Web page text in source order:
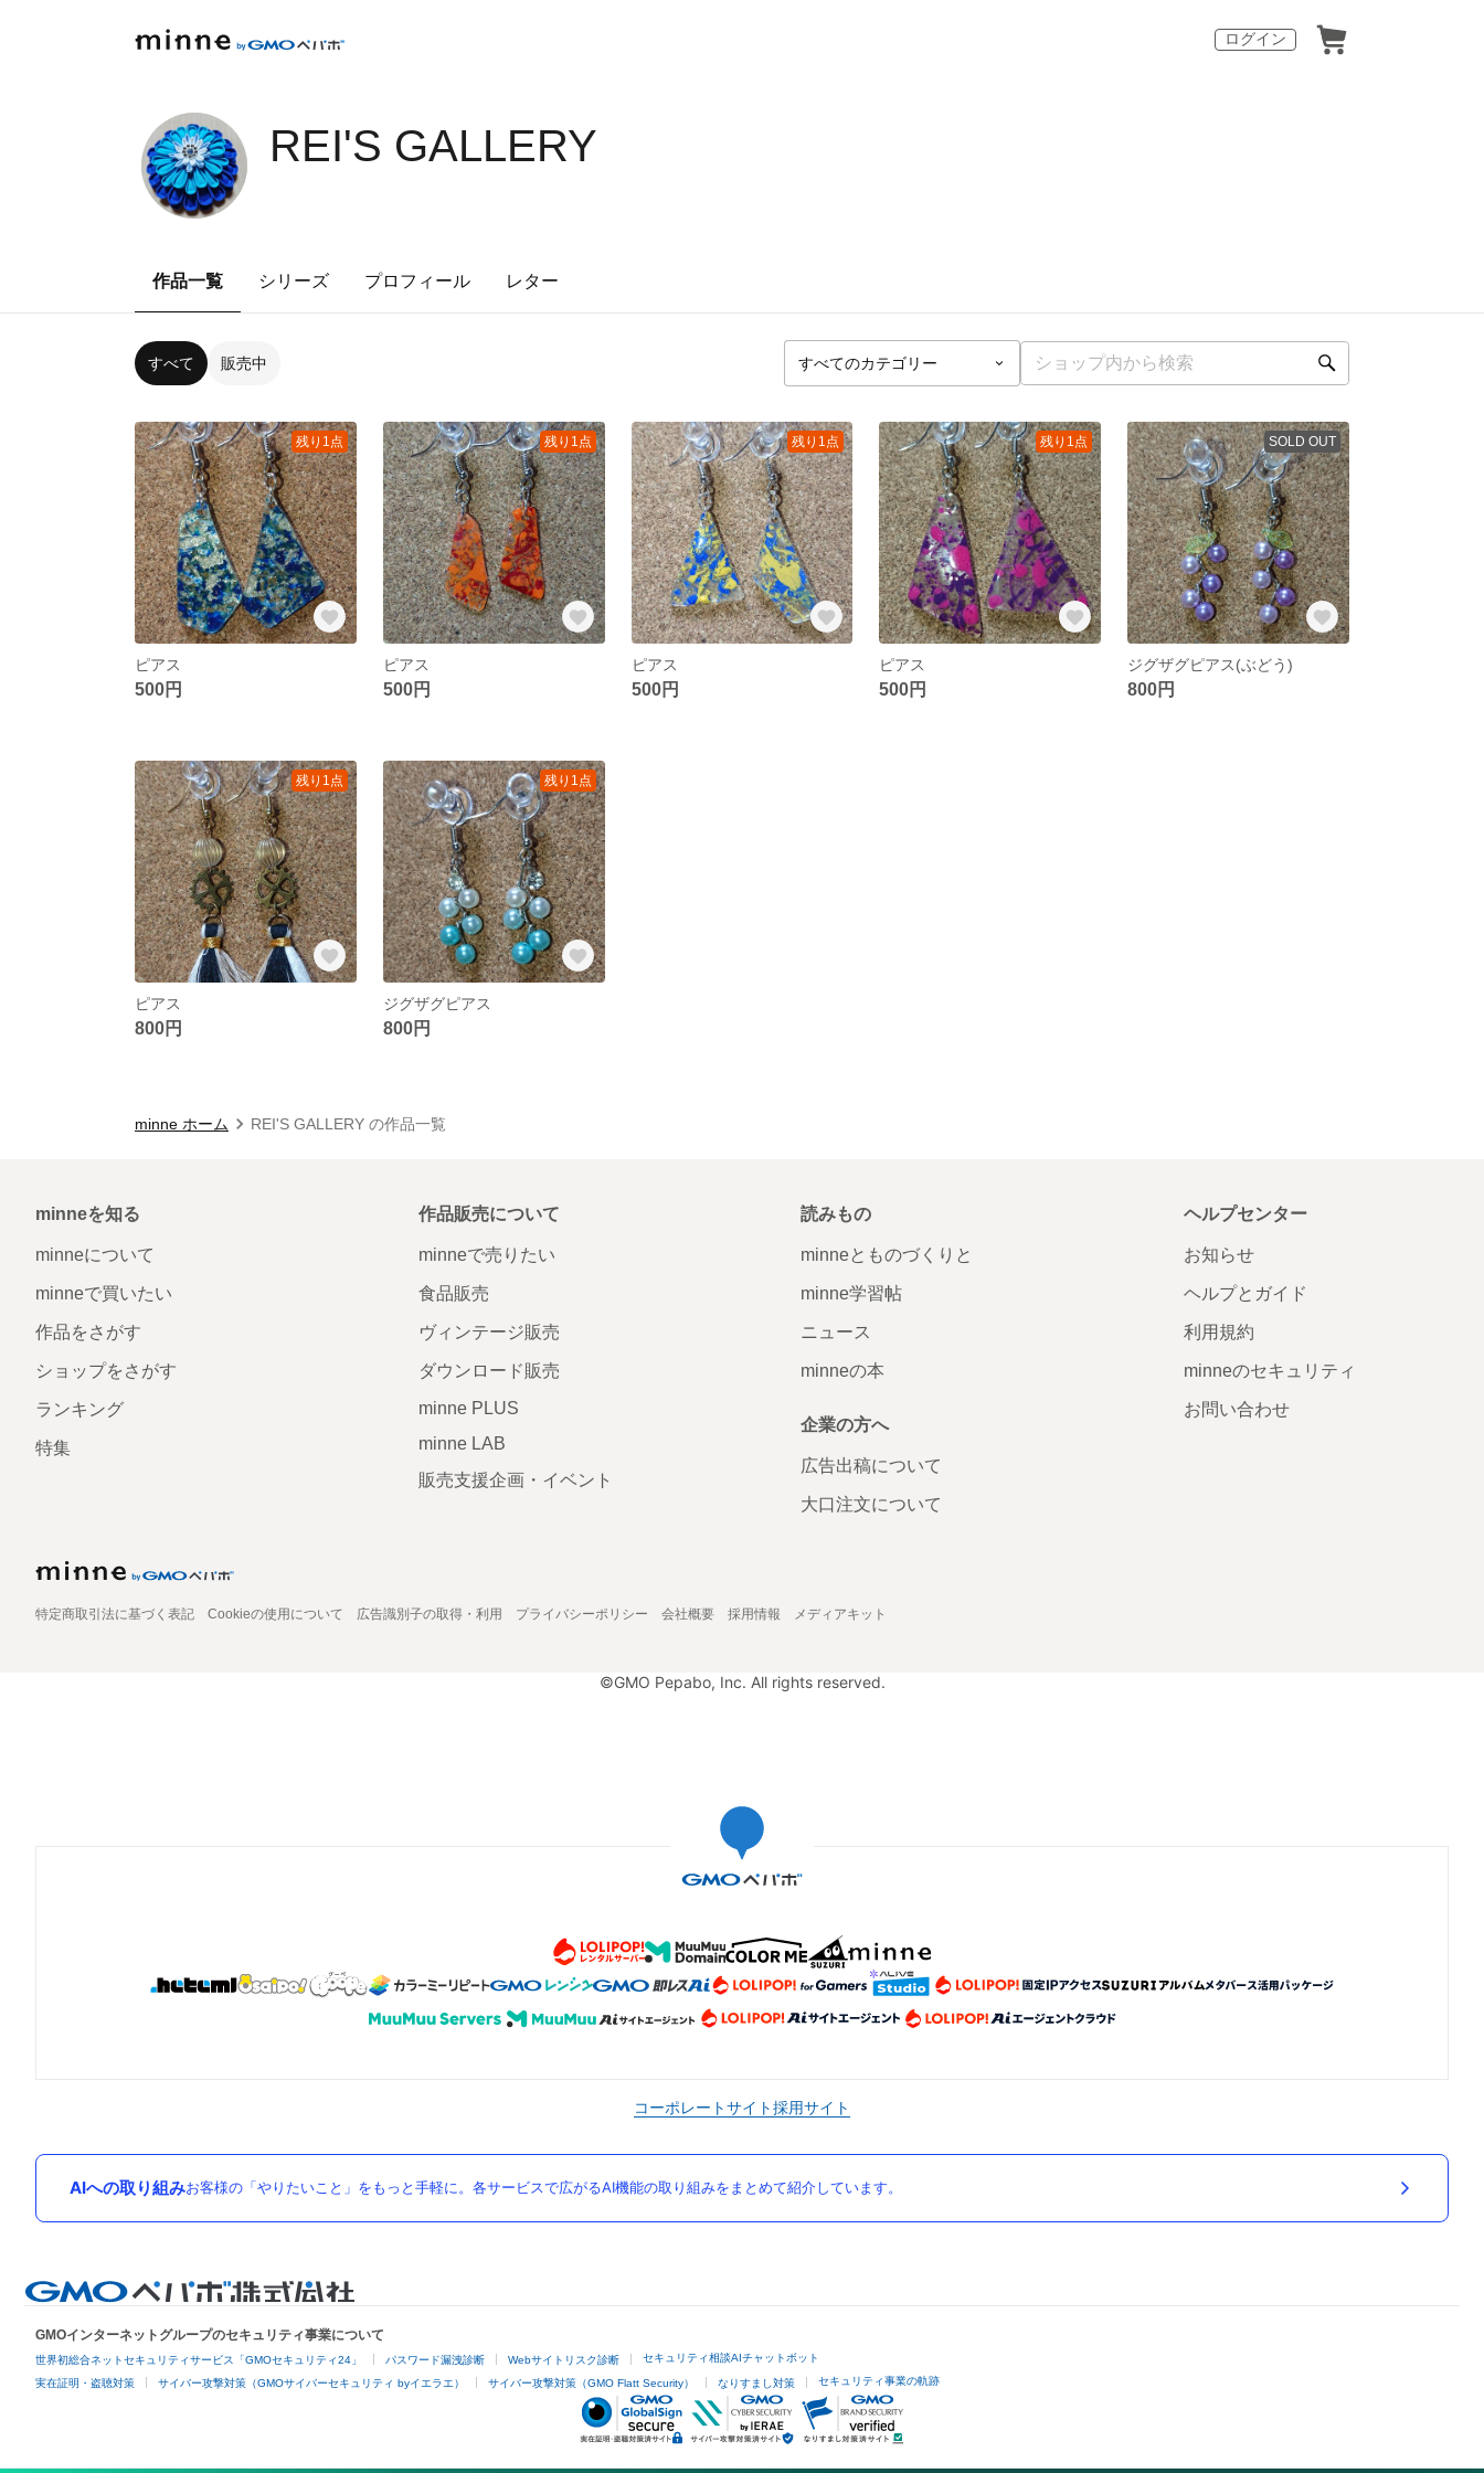
ログイン
REI'S GALLERY
作品一覧 シリーズ プロフィール レター
すべて 販売中
残り1点
ピアス
500円
残り1点
ピアス
500円
残り1点
ピアス
500円
残り1点
ピアス
500円
SOLD OUT
ジグザグピアス(ぶどう)
800円
残り1点
ピアス
800円
残り1点
ジグザグピアス
800円
minne ホーム REI'S GALLERY の作品一覧
minneを知る
minneについて
minneで買いたい
作品をさがす
ショップをさがす
ランキング
特集
作品販売について
minneで売りたい
食品販売
ヴィンテージ販売
ダウンロード販売
minne PLUS
minne LAB
販売支援企画・イベント
読みもの
minneとものづくりと
minne学習帖
ニュース
minneの本
企業の方へ
広告出稿について
大口注文について
ヘルプセンター
お知らせ
ヘルプとガイド
利用規約
minneのセキュリティ
お問い合わせ
特定商取引法に基づく表記 Cookieの使用について 広告識別子の取得・利用 プライバシーポリシー 会社概要 採用情報 メディアキット
©GMO Pepabo, Inc. All rights reserved.
コーポレートサイト採用サイト
AIへの取り組みお客様の「やりたいこと」をもっと手軽に。各サービスで広がるAI機能の取り組みをまとめて紹介しています。
GMOインターネットグループのセキュリティ事業について
世界初総合ネットセキュリティサービス「GMOセキュリティ24」 パスワード漏洩診断 Webサイトリスク診断 セキュリティ相談AIチャットボット
実在証明・盗聴対策 サイバー攻撃対策（GMOサイバーセキュリティ byイエラエ） サイバー攻撃対策（GMO Flatt Security） なりすまし対策 セキュリティ事業の軌跡